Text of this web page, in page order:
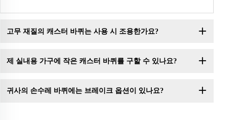
고무 재질의 캐스터 바퀴는 사용 시 조용한가요?
제 실내용 가구에 작은 캐스터 바퀴를 구할 수 있나요?
귀사의 손수레 바퀴에는 브레이크 옵션이 있나요?